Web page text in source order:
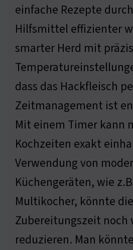
einfache Rezepte
Hilfsmittel effizienter
smarter Herd mit
dass das Hackfleisch
Zeitmanagement ist
Mit einem Timer kann
Kochzeiten exakt
Verwendung von
Küchengeräten, wie
Multikocher, könnte die
Zubereitungszeit noch
reduzieren. Man